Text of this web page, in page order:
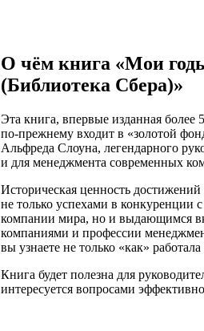
О чём книга «Мои
(Библиотека Сбера)»
Эта книга, впервые изданная более
по-прежнему входит в «золотой
Альфреда Слоуна, легендарного
и для менеджмента современных
Историческая ценность
не только успехами в конкуренции
компании мира, но и выдающимся
компаниями и профессии
вы узнаете не только «как»
Книга будет полезна для
интересуется вопросами